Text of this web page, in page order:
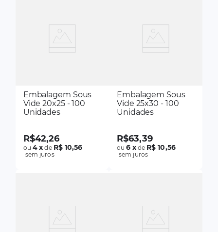
Embalagem Sous
Vide 20x25 - 100
Unidades
R$42,26
ou4x de R$ 10,56
sem juros
Embalagem Sous
Vide 25x30 - 100
Unidades
R$63,39
ou6 xde R$ 10,56
sem juros